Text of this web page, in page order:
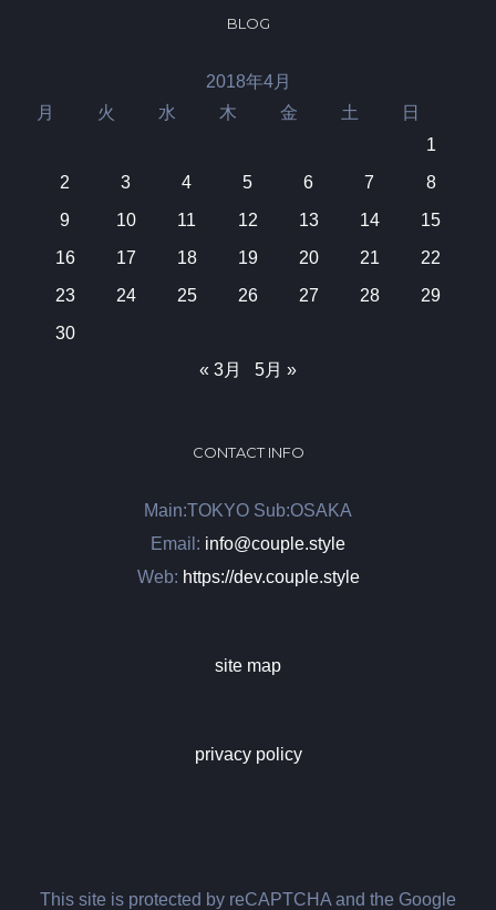
BLOG
2018年4月
月 火 水 木 金 土 日
1
2
3 4 5 6 7
8
9
10 11 12 13 14
15
16
17 18 19 20 21
22
23
24 25 26 27 28
29
30
« 3月
5月 »
CONTACT INFO
Main:TOKYO Sub:OSAKA
Email: info@couple.style
Web: https://dev.couple.style
site map
privacy policy
This site is protected by reCAPTCHA and the Google